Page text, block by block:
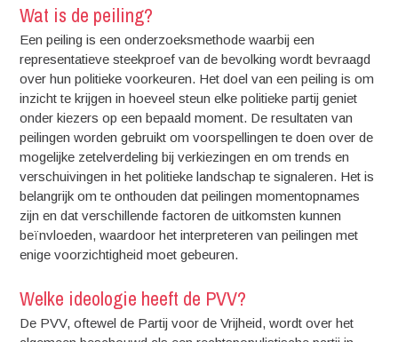
Wat is de peiling?
Een peiling is een onderzoeksmethode waarbij een
representatieve steekproef van de bevolking wordt bevraagd
over hun politieke voorkeuren. Het doel van een peiling is om
inzicht te krijgen in hoeveel steun elke politieke partij geniet
onder kiezers op een bepaald moment. De resultaten van
peilingen worden gebruikt om voorspellingen te doen over de
mogelijke zetelverdeling bij verkiezingen en om trends en
verschuivingen in het politieke landschap te signaleren. Het is
belangrijk om te onthouden dat peilingen momentopnames
zijn en dat verschillende factoren de uitkomsten kunnen
beïnvloeden, waardoor het interpreteren van peilingen met
enige voorzichtigheid moet gebeuren.
Welke ideologie heeft de PVV?
De PVV, oftewel de Partij voor de Vrijheid, wordt over het